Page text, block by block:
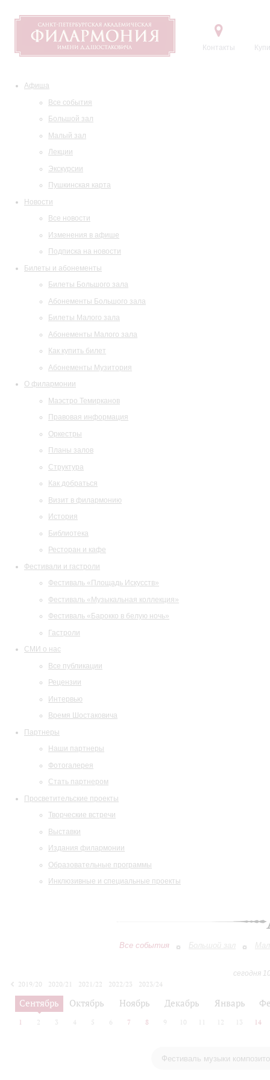
Контакты
Афиша
Все события
Большой зал
Малый зал
Лекции
Экскурсии
Пушкинская карта
Новости
Все новости
Изменения в афише
Подписка на новости
Билеты и абонементы
Билеты Большого зала
Абонементы Большого зала
Билеты Малого зала
Абонементы Малого зала
Как купить билет
Абонементы Музитория
О филармонии
Маэстро Темирканов
Правовая информация
Оркестры
Планы залов
Структура
Как добраться
Визит в филармонию
История
Библиотека
Ресторан и кафе
Фестивали и гастроли
Фестиваль «Площадь Искусств»
Фестиваль «Музыкальная коллекция»
Фестиваль «Барокко в белую ночь»
Гастроли
СМИ о нас
Все публикации
Рецензии
Интервью
Время Шостаковича
Партнеры
Наши партнеры
Фотогалерея
Стать партнером
Просветительские проекты
Творческие встречи
Выставки
Издания филармонии
Образовательные программы
Инклюзивные и специальные проекты
Все события Большой зал
сегодня
2019/20
2020/21 2021/22 2022/23
2023/24
2024/25
2025/26
Сентябрь Октябрь Ноябрь Декабрь Январь
1 2 3 4 5 6 7 8 9 10 12 13 14
Фестиваль музыки